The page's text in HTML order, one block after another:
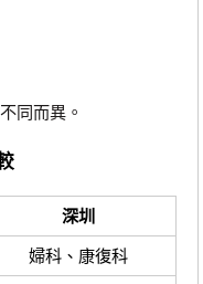
同而異。
深圳
婦科、康復科